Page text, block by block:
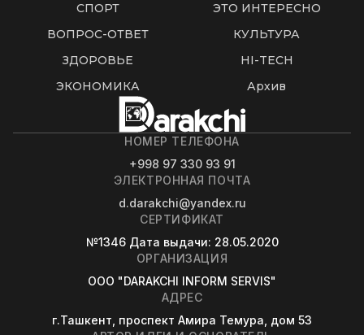
СПОРТ
ЭТО ИНТЕРЕСНО
ВОПРОС-ОТВЕТ
КУЛЬТУРА
ЗДОРОВЬЕ
HI-TECH
ЭКОНОМИКА
Архив
НОМЕР ТЕЛЕФОНА
+998 97 330 93 91
ЭЛЕКТРОННАЯ ПОЧТА
d.darakchi@yandex.ru
СЕРТИФИКАТ
№1346 Дата выдачи: 28.05.2020
ОРГАНИЗАЦИЯ
OOO "DARAKCHI INFORM SERVIS"
АДРЕС
г.Ташкент, проспект Амира Темура, дом 53